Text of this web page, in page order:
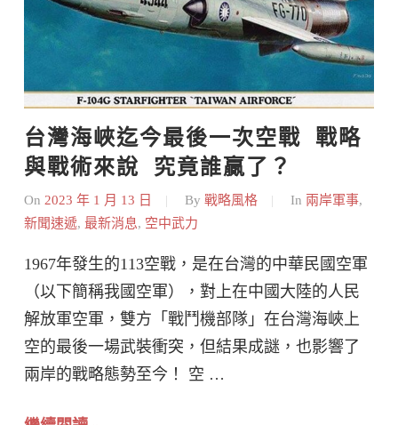
台灣海峽迄今最後一次空戰  戰略
與戰術來說  究竟誰贏了？
On 2023 年 1 月 13 日 By 戰略風格 In 兩岸軍事,
新聞速遞, 最新消息, 空中武力
1967年發生的113空戰，是在台灣的中華民國空軍
（以下簡稱我國空軍），對上在中國大陸的人民
解放軍空軍，雙方「戰鬥機部隊」在台灣海峽上
空的最後一場武裝衝突，但結果成謎，也影響了
兩岸的戰略態勢至今！ 空 …